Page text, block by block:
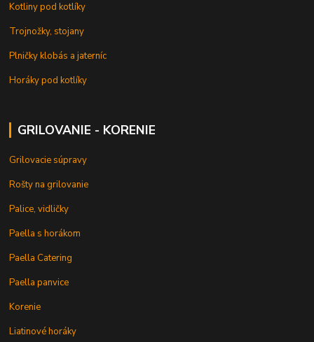
Kotliny pod kotlíky
Trojnožky, stojany
Plničky klobás a jaterníc
Horáky pod kotlíky
GRILOVANIE - KORENIE
Grilovacie súpravy
Rošty na grilovanie
Palice, vidličky
Paella s horákom
Paella Catering
Paella panvice
Korenie
Liatinové horáky